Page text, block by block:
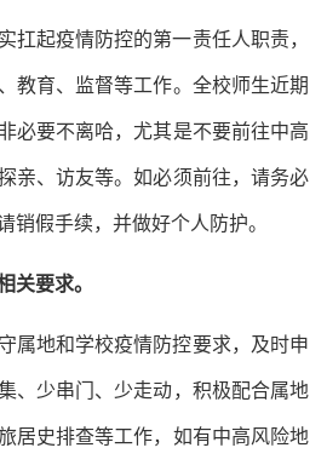
扛起疫情防控的第一责任人职责，
教育、监督等工作。全校师生近期
必要不离哈，尤其是不要前往中高
亲、访友等。如必须前往，请务必
销假手续，并做好个人防护。
关要求。
属地和学校疫情防控要求，及时申
、少串门、少走动，积极配合属地
居史排查等工作，如有中高风险地